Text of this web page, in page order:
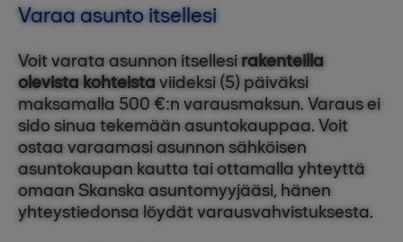
Varaa asunto itsellesi
Voit varata asunnon itsellesirakenteilla
olevista kohteistaviideksi (5) päiväksi
maksamalla 500 €:n varausmaksun. Varaus ei
sido sinua tekemään asuntokauppaa. Voit
ostaa varaamasi asunnon sähköisen
asuntokaupan kautta tai ottamalla yhteyttä
omaan Skanska asuntomyyjääsi, hänen
yhteystiedonsa löydät varausvahvistuksesta.